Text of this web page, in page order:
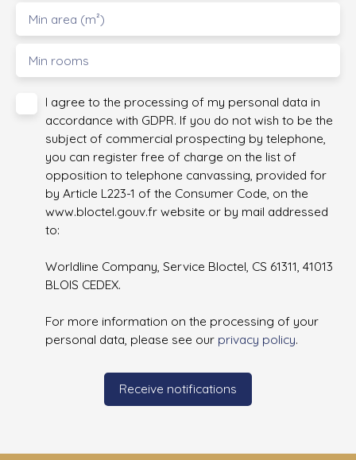
Min area (m²)
Min rooms
I agree to the processing of my personal data in
accordance with GDPR. If you do not wish to be the
subject of commercial prospecting by telephone,
you can register free of charge on the list of
opposition to telephone canvassing, provided for
by Article L223-1 of the Consumer Code, on the
www.bloctel.gouv.fr website or by mail addressed
to:
Worldline Company, Service Bloctel, CS 61311, 41013
BLOIS CEDEX.
For more information on the processing of your
personal data, please see our privacy policy.
Receive notifications